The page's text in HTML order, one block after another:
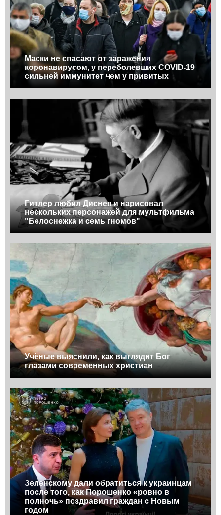
Маски не спасают от заражения
коронавирусом, у переболевших COVID-19
сильней иммунитет чем у привитых
Гитлер любил Диснея и нарисовал
нескольких персонажей для мультфильма
"Белоснежка и семь гномов"
Учёные выяснили, как выглядит Бог
глазами современных христиан
Зеленскому дали обратиться к украинцам
после того, как Порошенко «ровно в
полночь» поздравил граждан с Новым
годом